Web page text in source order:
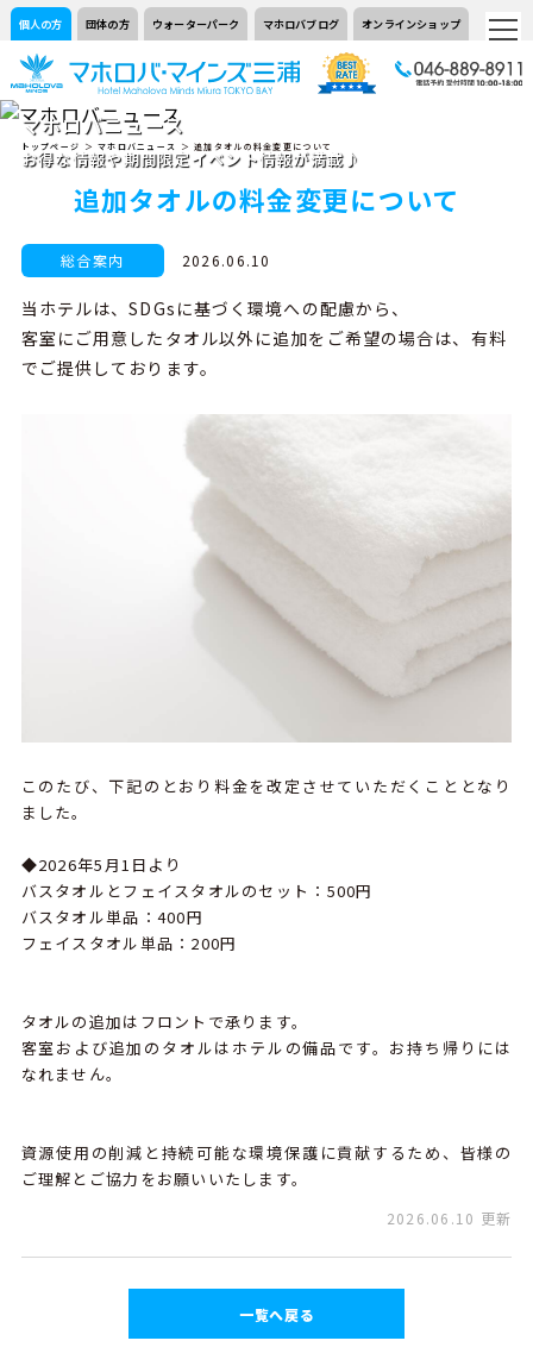
個人の方 団体の方 ウォーターパーク マホロバブログ オンラインショップ
マホロバニュース
お得な情報や期間限定イベント情報が満載♪
トップページ ＞マホロバニュース ＞ 追加タオルの料金変更について
追加タオルの料金変更について
総合案内 2026.06.10
当ホテルは、SDGsに基づく環境への配慮から、
客室にご用意したタオル以外に追加をご希望の場合は、有料
でご提供しております。
このたび、下記のとおり料金を改定させていただくこととなり
ました。
◆2026年5月1日より
バスタオルとフェイスタオルのセット：500円
バスタオル単品：400円
フェイスタオル単品：200円
タオルの追加はフロントで承ります。
客室および追加のタオルはホテルの備品です。お持ち帰りには
なれません。
資源使用の削減と持続可能な環境保護に貢献するため、皆様の
ご理解とご協力をお願いいたします。
2026.06.10 更新
一覧へ戻る